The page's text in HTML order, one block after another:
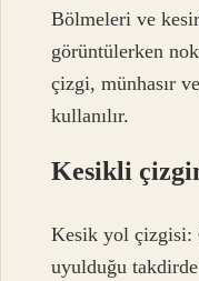
Bölmeleri ve
görüntülerken
çizgi, münhasır
kullanılır.
Kesikli
Kesik yol çizgisi:
uyulduğu